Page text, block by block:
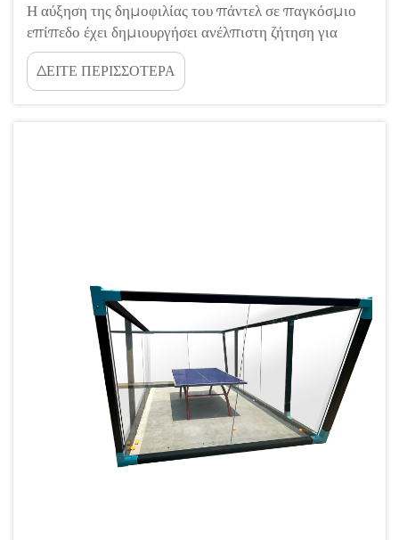
Η αύξηση της δημοφιλίας του πάντελ σε παγκόσμιο
επίπεδο έχει δημιουργήσει ανέλπιστη ζήτηση για
επιφάνειες υψηλής ποιότητας που μπορούν να
αντέξουν την εντατική καθημερινή χρήση. Οι
ιδιοκτήτες σωματείων αντιμετωπίζουν σημαντικές
ΔΕΙΤΕ ΠΕΡΙΣΣΟΤΕΡΑ